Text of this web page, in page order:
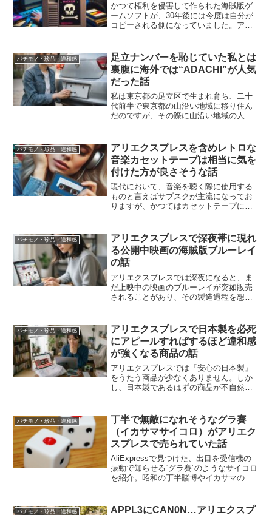
かつて権利を侵害して作られた海賊版ゲ
ームソフトが、30年後には今度は自分が
コピーされる側になっていました。アリ
りややこしい商品です。
パチモノ・珍品・違和感
足立ナンバーを恥じていた私とは
裏腹に海外では“ADACHI”が人気
だった話
私は東京都の足立区で生まれ育ち、二十
代前半で東京都の山沿い地域に移り住ん
だのですが、その際に山沿い地域の人々
今の今まで足立区に居住していたのです
から、引っ越した直後は当...
パチモノ・珍品・違和感
アリエクスプレスを含めレトロな
音楽カセットテープは相当に気を
付けた方が良さそうな話
現代において、音楽を聴く際に使用する
ものと言えばサブスクが主流になってお
りますが、かつてはカセットテープにて
した。特に車で音楽を聴く際にはレコー
ドやCDからカセットテ...
パチモノ・珍品・違和感
アリエクスプレスで深夜帯に現れ
る公開中映画の海賊版ブルーレイ
の話
アリエクスプレスでは深夜になると、ま
だ上映中の映画のブルーレイが突如販売
されることがあり、その製造過程を想像
介します。
パチモノ・珍品・違和感
アリエクスプレスで日本製を必死
にアピールすればするほど違和感
が強くなる商品の話
アリエクスプレスでは『安心の日本製』
をうたう商品が少なくありません。しか
し、日本製であるはずの商品が不自然な
の商品画像を例に、日本語表記やバーコ
ードまで使った“日本製らしさ”の演出を見
ていきます。
パチモノ・珍品・違和感
丁半で無敵になれそうなグラ賽
（イカサマサイコロ）がアリエク
スプレスで売られていた話
AliExpressで見つけた、出目を受信機の
振動で知らせる“グラ賽”のようなサイコロ
を紹介。昭和の丁半賭博やイカサマの逸
記事です
パチモノ・珍品・違和感 APPL3にCAN0N…アリエクスプ